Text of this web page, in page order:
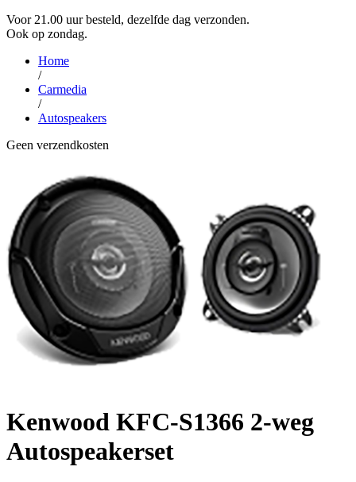
Voor 21.00 uur besteld, dezelfde dag verzonden.
Ook op zondag.
Home
/
Carmedia
/
Autospeakers
Geen verzendkosten
Kenwood KFC-S1366 2-weg
Autospeakerset